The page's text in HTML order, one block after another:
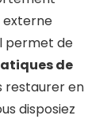
externe
permet de
de
restaurer en
disposiez